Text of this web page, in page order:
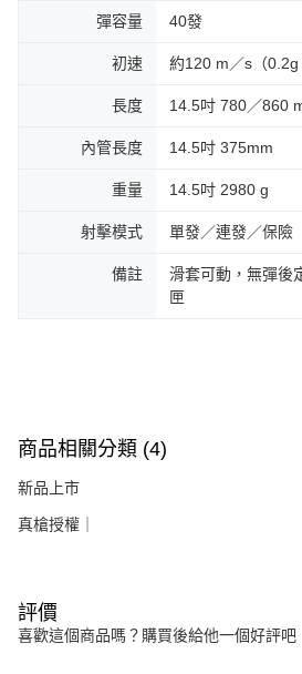
彈容量 40發
初速 約120 m／s（0.2g
長度 14.5吋 780／860
內管長度 14.5吋 375mm
重量 14.5吋 2980 g
射擊模式 單發／連發／保險
備註
滑套可動，無彈後
匣
商品相關分類 (4)
新品上市
真槍授權｜
評價
喜歡這個商品嗎？購買後給他一個好評吧